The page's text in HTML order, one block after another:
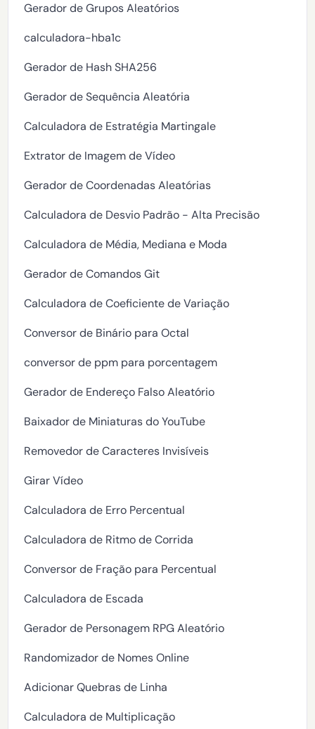
Gerador de Grupos Aleatórios
calculadora-hba1c
Gerador de Hash SHA256
Gerador de Sequência Aleatória
Calculadora de Estratégia Martingale
Extrator de Imagem de Vídeo
Gerador de Coordenadas Aleatórias
Calculadora de Desvio Padrão - Alta Precisão
Calculadora de Média, Mediana e Moda
Gerador de Comandos Git
Calculadora de Coeficiente de Variação
Conversor de Binário para Octal
conversor de ppm para porcentagem
Gerador de Endereço Falso Aleatório
Baixador de Miniaturas do YouTube
Removedor de Caracteres Invisíveis
Girar Vídeo
Calculadora de Erro Percentual
Calculadora de Ritmo de Corrida
Conversor de Fração para Percentual
Calculadora de Escada
Gerador de Personagem RPG Aleatório
Randomizador de Nomes Online
Adicionar Quebras de Linha
Calculadora de Multiplicação